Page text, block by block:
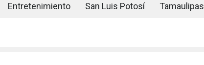
Entretenimiento San Luis Potosí Tamaulipas